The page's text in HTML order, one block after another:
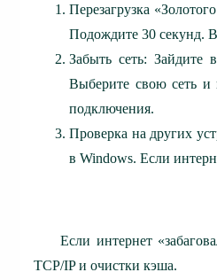
Перезагрузка
Подождите 30 секунд.
Забыть сеть:
Выберите свою сеть и
подключения.
Проверка на других
в Windows. Если
Если интернет
TCP/IP и очистки кэша.